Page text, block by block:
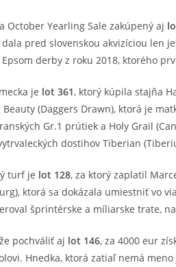
October Yearling Sale zakúpený aj
dala pred slovenskou akvizíciou
derby z roku 2018, ktorého
je lot 361, ktorý kúpila stajňa
(Daggers Drawn), ktorá je
Gr.1 prútiek a Holy Grail
dostihov Tiberian
turf je lot 128, za ktorý zaplatil
ktorá sa dokázala umiestniť vo
šprintérske a míliarske trate,
pochváliť aj lot 146, za 4000 eur
Hnedka, ktorá zatiaľ nemá